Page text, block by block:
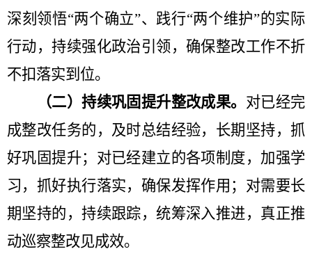
深刻领悟“两个确立”、践行“两个维护”的实际
行动，持续强化政治引领，确保整改工作不折
不扣落实到位。
（二）持续巩固提升整改成果。 对已经完
成整改任务的，及时总结经验，长期坚持，抓
好巩固提升；对已经建立的各项制度，加强学
习，抓好执行落实，确保发挥作用；对需要长
期坚持的，持续跟踪，统筹深入推进，真正推
动巡察整改见成效。